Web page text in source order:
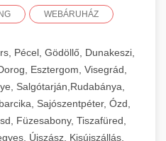
WEBÁRUHÁZ
Pécel, Gödöllő, Dunakeszi,
Esztergom, Visegrád,
Salgótarján,Rudabánya,
Sajószentpéter, Ózd,
Füzesabony, Tiszafüred,
Újszász, Kisújszállás,